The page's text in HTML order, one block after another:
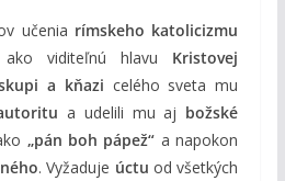
učenia rímskeho katolicizmu
ako viditeľnú hlavu Kristovej
a kňazi celého sveta mu
a udelili mu aj božské
„pán boh pápež“ a napokon
. Vyžaduje úctu od všetkých